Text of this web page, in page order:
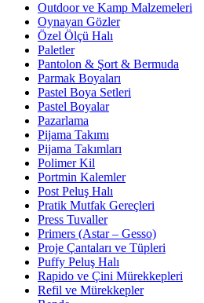
Outdoor ve Kamp Malzemeleri
Oynayan Gözler
Özel Ölçü Halı
Paletler
Pantolon & Şort & Bermuda
Parmak Boyaları
Pastel Boya Setleri
Pastel Boyalar
Pazarlama
Pijama Takımı
Pijama Takımları
Polimer Kil
Portmin Kalemler
Post Peluş Halı
Pratik Mutfak Gereçleri
Press Tuvaller
Primers (Astar – Gesso)
Proje Çantaları ve Tüpleri
Puffy Peluş Halı
Rapido ve Çini Mürekkepleri
Refil ve Mürekkepler